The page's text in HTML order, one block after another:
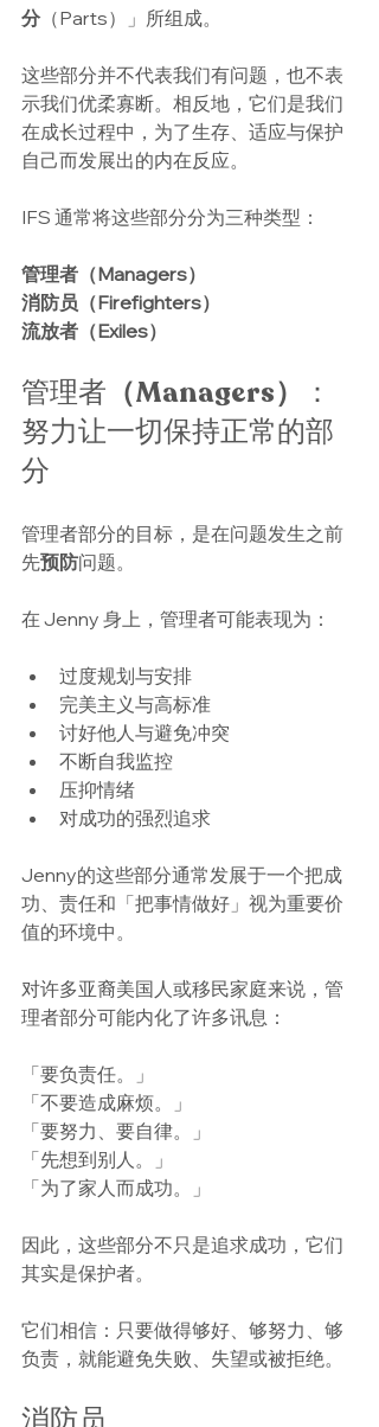
分 （Parts）」所组成。
这些部分并不代表我们有问题，也不表
示我们优柔寡断。相反地​​，它们是我们
在成长过程中，为了生存、适应与保护
自己而发展出的内在反应。
IFS 通常将这些部分分为三种类型：
管理者（Managers）
消防员（Firefighters）
流放者（Exiles）
管理者 （Managers）
：
努力让一切保持正常的部
分
管理者部分的目标，是在问题发生之前
先预防问题。
在 Jenny 身上，管理者可能表现为：
过度规划与安排
完美主义与高标准
讨好他人与避免冲突
不断自我监控
压抑情绪
对成功的强烈追求
Jenny的这些部分通常发展于一个把成
功、责任和「把事情做好」视为重要价
值的环境中。
对许多亚裔美国人或移民家庭来说，管
理者部分可能内化了许多讯息：
「要负责任。」
「不要造成麻烦。」
「要努力、要自律。」
「先想到别人。」
「为了家人而成功。」
因此，这些部分不只是追求成功，它们
其实是保护者。
它们相信：只要做得够好、够努力、够
负责，就能避免失败、失望或被拒绝。